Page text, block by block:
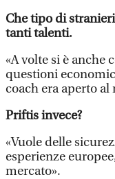
Che tipo di
tanti talenti.
«A volte si è anche
questioni
coach era aperto al
Priftis invece?
«Vuole delle
esperienze
mercato».